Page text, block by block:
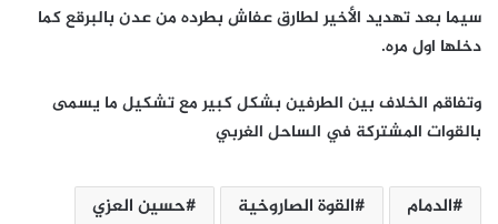
سيما بعد تهديد الأخير لطارق عفاش بطرده من عدن بالبرقع كما
دخلها اول مره.
وتفاقم الخلاف بين الطرفين بشكل كبير مع تشكيل ما يسمى
بالقوات المشتركة في الساحل الغربي
الدمام القوة الصاروخية حسين العزي